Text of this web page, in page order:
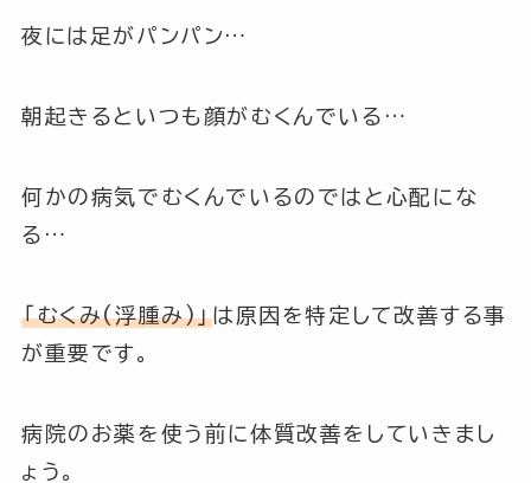
夜には足がパンパン…
朝起きるといつも顔がむくんでいる…
何かの病気でむくんでいるのではと心配にな
る…
「むくみ(浮腫み)」は原因を特定して改善する事
が重要です。
病院のお薬を使う前に体質改善をしていきまし
ょう。